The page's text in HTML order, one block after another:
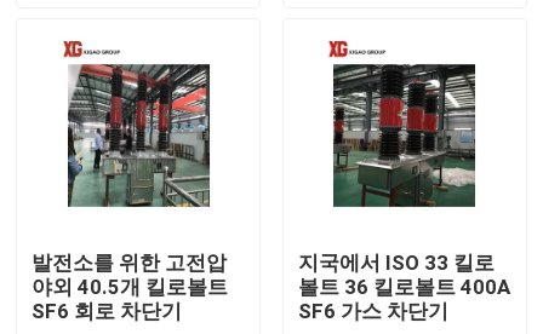
제품
우리에 대하여
품질 관리
발전소를 위한 고전압
야외 40.5개 킬로볼트
SF6 회로 차단기
지국에서 ISO 33 킬로
볼트 36 킬로볼트 400A
SF6 가스 차단기